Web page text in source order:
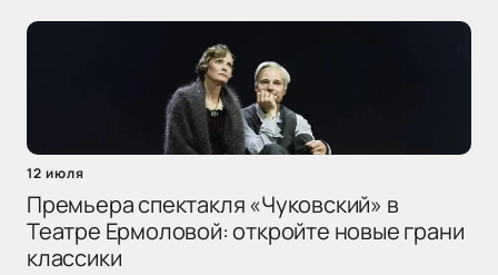
12 июля
Премьера спектакля «Чуковский» в
Театре Ермоловой: откройте новые грани
классики